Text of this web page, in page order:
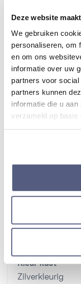
Deze website
We gebruiken
personaliseren, om
en om ons
informatie over uw
partners voor
partners kunnen
informatie die u
verzameld op basis
Kast
Materiaal kast
Groen
Kleur kast
Zilverkleurig